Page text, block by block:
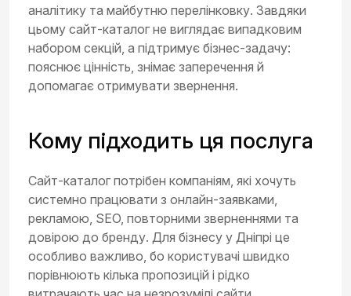
аналітику та майбутню перелінковку. Завдяки
цьому сайт-каталог не виглядає випадковим
набором секцій, а підтримує бізнес-задачу:
пояснює цінність, знімає заперечення й
допомагає отримувати звернення.
Кому підходить ця послуга
Сайт-каталог потрібен компаніям, які хочуть
системно працювати з онлайн-заявками,
рекламою, SEO, повторними зверненнями та
довірою до бренду. Для бізнесу у Дніпрі це
особливо важливо, бо користувачі швидко
порівнюють кілька пропозицій і рідко